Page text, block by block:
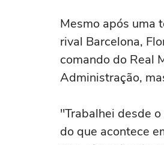
Mesmo após uma
rival Barcelona,
comando do Real
Administração,
"Trabalhei desde
do que acontece